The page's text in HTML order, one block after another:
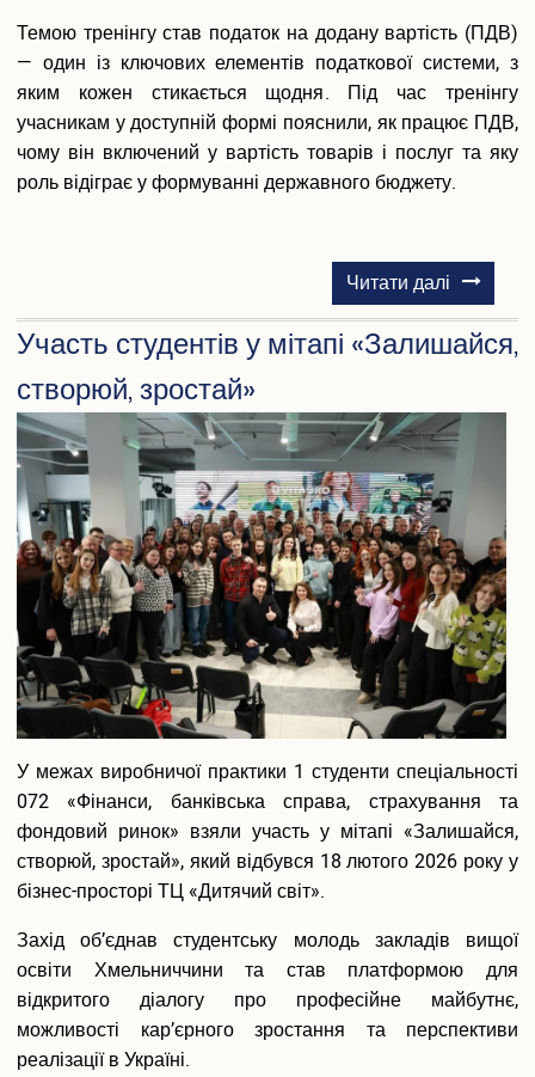
Темою тренінгу став податок на додану вартість (ПДВ)
— один із ключових елементів податкової системи, з
яким кожен стикається щодня. Під час тренінгу
учасникам у доступній формі пояснили, як працює ПДВ,
чому він включений у вартість товарів і послуг та яку
роль відіграє у формуванні державного бюджету.
Читати далі про
Тренінг
для
тему
«Податок
на
додану
вартість
(ПДВ)
—
один
із
ключових
Участь студентів у мітапі «Залишайся,
створюй, зростай»
У межах виробничої практики 1 студенти спеціальності
072 «Фінанси, банківська справа, страхування та
фондовий ринок» взяли участь у мітапі «Залишайся,
створюй, зростай», який відбувся 18 лютого 2026 року у
бізнес-просторі ТЦ «Дитячий світ».
Захід об’єднав студентську молодь закладів вищої
освіти Хмельниччини та став платформою для
відкритого діалогу про професійне майбутнє,
можливості кар’єрного зростання та перспективи
реалізації в Україні.